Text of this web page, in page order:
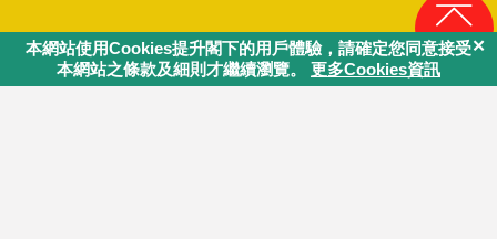
同行．社區伙伴
回頁頂